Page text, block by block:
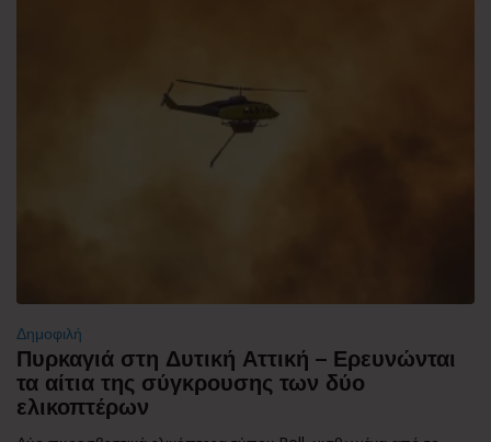
Δημοφιλή
Πυρκαγιά στη Δυτική Αττική – Ερευνώνται
τα αίτια της σύγκρουσης των δύο
ελικοπτέρων